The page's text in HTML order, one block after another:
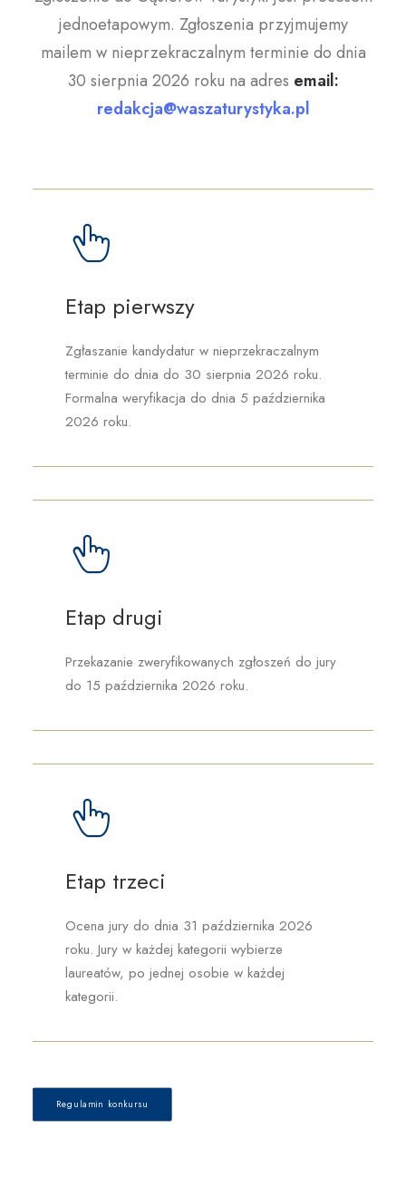
jednoetapowym. Zgłoszenia przyjmujemy
mailem w nieprzekraczalnym terminie do dnia
30 sierpnia 2026 roku na adres email:
redakcja@waszaturystyka.pl
Etap pierwszy
Zgłaszanie kandydatur w nieprzekraczalnym
terminie do dnia do 30 sierpnia 2026 roku.
Formalna weryfikacja do dnia 5 października
2026 roku.
Etap drugi
Przekazanie zweryfikowanych zgłoszeń do jury
do 15 października 2026 roku.
Etap trzeci
Ocena jury do dnia 31 października 2026
roku. Jury w każdej kategorii wybierze
laureatów, po jednej osobie w każdej
kategorii.
Regulamin konkursu